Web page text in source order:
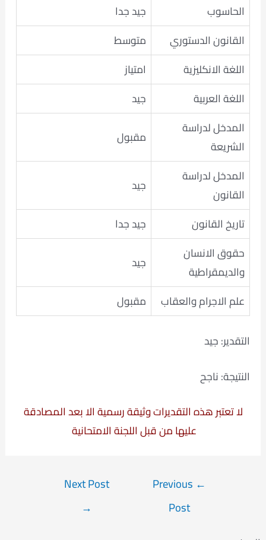
الحاسوب
جيد جدا
القانون الدستوري
متوسط
اللغة الانكليزية
امتياز
اللغة العربية
جيد
المدخل لدراسة
الشريعة
مقبول
المدخل لدراسة
القانون
جيد
تاريخ القانون
جيد جدا
حقوق الانسان
والديمقراطية
جيد
علم الاجرام والعقاب
مقبول
التقدير: جيد
النتيجة: ناجح
لا تعتبر هذه التقديرات وثيقة رسمية الا بعد المصادقة
عليها من قبل اللجنة الامتحانية
←
Previous
Post
Next Post
→